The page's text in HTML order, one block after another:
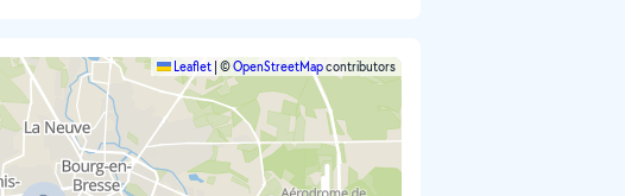
Leaflet ©OpenStreetMapcontributors